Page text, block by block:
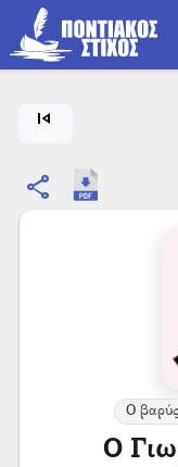
skip_previous
share
Ο
Ο